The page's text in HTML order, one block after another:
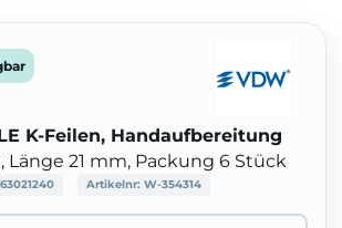
K-Feilen, Handaufbereitung
Länge 21 mm, Packung 6 Stück
Artikelnr: W-354314